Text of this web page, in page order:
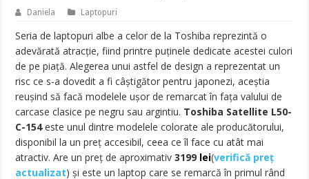
Daniela Laptopuri
Seria de laptopuri albe a celor de la Toshiba reprezintă o
adevărată atracție, fiind printre puținele dedicate acestei culori
de pe piață. Alegerea unui astfel de design a reprezentat un
risc ce s-a dovedit a fi câștigător pentru japonezi, aceștia
reușind să facă modelele ușor de remarcat în fața valului de
carcase clasice pe negru sau argintiu. Toshiba Satellite L50-
C-154este unul dintre modelele colorate ale producătorului,
disponibil la un preț accesibil, ceea ce îl face cu atât mai
atractiv. Are un preț de aproximativ3199 lei(verifică preț
actualizat)și este un laptop care se remarcă în primul rând